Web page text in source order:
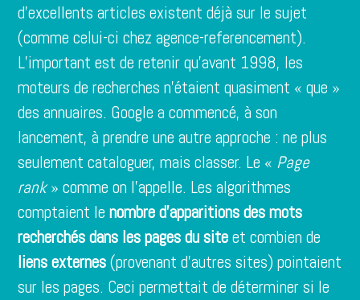
d’excellents articles existent déjà sur le sujet
(comme celui-cichez agence-referencement).
L’important est de retenir qu’avant 1998, les
moteurs de recherches n’étaient quasiment « que »
des annuaires. Google a commencé, à son
lancement, à prendre une autre approche : ne plus
seulement cataloguer, mais classer. Le « Page
rank» comme on l’appelle. Les algorithmes
comptaient lenombre d’apparitions des mots
recherchés dans les pages du siteet combien de
liens externes(provenant d’autres sites) pointaient
sur les pages. Ceci permettait de déterminer si le